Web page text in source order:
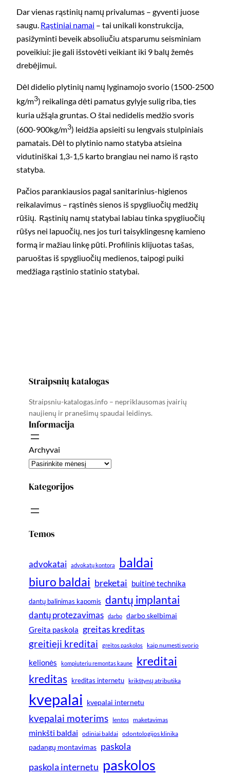
Dar vienas rąstinių namų privalumas – gyventi juose
saugu. Rąstiniai namai – tai unikali konstrukcija,
pasižyminti beveik absoliučiu atsparumu seisminiam
poveikiui: jie gali išstovėti veikiant iki 9 balų žemės
drebėjimui.
Dėl didelio plytinių namų lyginamojo svorio (1500-2500
kg/m3) reikalinga dėti pamatus gylyje sulig riba, ties
kuria užšąla gruntas. O štai nedidelis medžio svoris
(600-900kg/m3) leidžia apsieiti su lengvais stulpiniais
pamatais. Dėl to plytinio namo statyba atsieina
vidutiniškai 1,3-1,5 karto brangiau nei namo iš rąsto
statyba.
Pačios parankiausios pagal sanitarinius-higienos
reikalavimus – rąstinės sienos iš spygliuočių medžių
rūšių. Rąstinių namų statybai labiau tinka spygliuočių
rūšys nei lapuočių, nes jos turi taisyklingesnę kamieno
formą ir mažiau linkę pūti. Profilinis klijuotas tašas,
paruoštas iš spygliuočių medienos, taipogi puiki
medžiaga rąstinio statinio statybai.
Straipsnių katalogas
Straipsniu-katalogas.info – nepriklausomas įvairių
naujienų ir pranešimų spaudai leidinys.
Informacija
Archyvai
Kategorijos
Temos
advokatai advokatų kontora baldai
biuro baldai breketai buitinė technika
dantų balinimas kapomis dantų implantai
dantų protezavimas darbo darbo skelbimai
Greita paskola greitas kreditas
greitieji kreditai greitos paskolos kaip numesti svorio
kelionės kompiuteriu remontas kaune kreditai
kreditas kreditas internetu krikštynų atributika
kvepalai kvepalai internetu
kvepalai moterims lentos maketavimas
minkšti baldai odiniai baldai odontologijos klinika
padangų montavimas paskola
paskola internetu paskolos